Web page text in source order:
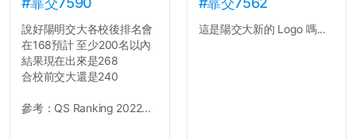
說好陽明交大各校後排名會
在168預計 至少200名以內
結果現在出來是268
合校前交大還是240
參考：QS Ranking 2022...
這是陽交大新的 Logo 嗎...